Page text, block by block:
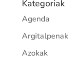
Kategoriak
Agenda
Argitalpenak
Azokak